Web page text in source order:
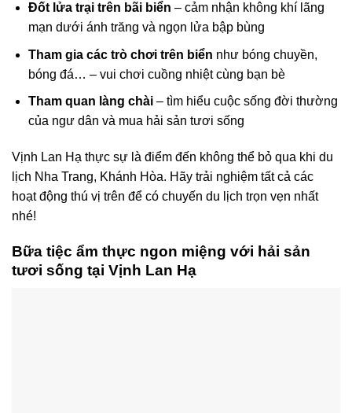
Đốt lửa trại trên bãi biển – cảm nhận không khí lãng
mạn dưới ánh trăng và ngọn lửa bập bùng
Tham gia các trò chơi trên biển như bóng chuyền,
bóng đá… – vui chơi cuồng nhiệt cùng bạn bè
Tham quan làng chài– tìm hiểu cuộc sống đời thường
của ngư dân và mua hải sản tươi sống
Vịnh Lan Hạ thực sự là điểm đến không thể bỏ qua khi du
lịch Nha Trang, Khánh Hòa. Hãy trải nghiệm tất cả các
hoạt động thú vị trên để có chuyến du lịch trọn vẹn nhất
nhé!
Bữa tiệc ẩm thực ngon miệng với hải sản
tươi sống tại Vịnh Lan Hạ